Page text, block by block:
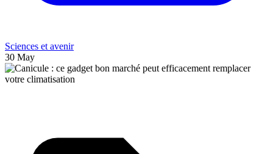
Sciences et avenir
30 May